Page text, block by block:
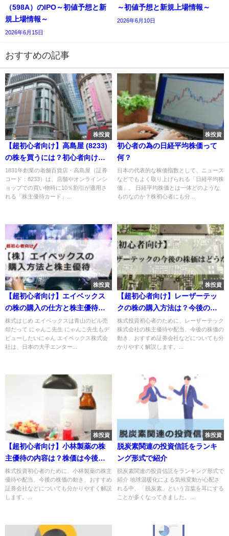
（598A）のIPO～初値予想と新
規上場情報～
2026年6月15日
～初値予想と新規上場情報～
2026年6月10日
おすすめの記事
株投資
【超初心者向け】高島屋 (8233)
の株を買うには？初心者向けに
解説｜株主優待、配当金情報も
あり
1831年創業の老舗百貨店・高島屋（証券
コード：8233）は、店舗やオンラインシ
ョップでの買い物時に10％割引が適用さ
れる「株主優待カード」...
株投資
初心者の為の日経平均株価って
何？
日本の代表的な株価指数として、ニュース
などでもよく取り上げられる「日経平均株
価」。 日経平均株価とは一体どのような
ものなのか？株初心者にも分...
株投資
【超初心者向け】エイベックス
の株の購入の仕方と株主優待に
ついて
株式はじめ エイベックスは青山のビル売
却だって にゃんこ先生 にゃんこ先生もデ
ビューしたいにゃん エイベックス株式会
社は、日本の大手エンター...
株投資
【超初心者向け】レーザーテッ
クの株の購入方法は？今後の株
価は？
株式投資初心者のために、レーザーテック
株式会社の株主優待や配当、今後の株価の
動き、おすすめ証券会社などについても分
かりやすく解説します。...
株投資
【超初心者向け】小林製薬の株
主優待の内容は？株価は今後ど
うなる？
株式投資初心者のために、小林製薬の株主
優待や配当、今後の株価の動き、おすすめ
証券会社などについても分かりやすく解説
します。...
株投資
脱炭素関連の投資信託をランキ
ング形式で紹介
脱炭素関連の投資信託をランキング形式で
紹介 地球温暖化による気候変動が心配さ
れる中、「脱炭素」という言葉を耳にする
ことが多くなってきました。...